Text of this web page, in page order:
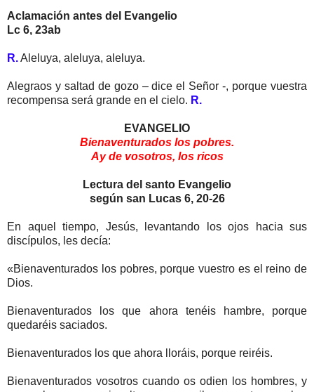
Aclamación antes del Evangelio
Lc 6, 23ab
R.Aleluya, aleluya, aleluya.
Alegraos y saltad de gozo – dice el Señor -, porque vuestra
recompensa será grande en el cielo. R.
EVANGELIO
Bienaventurados los pobres.
Ay de vosotros, los ricos
Lectura del santo Evangelio
según san Lucas 6, 20-26
En aquel tiempo, Jesús, levantando los ojos hacia sus
discípulos, les decía:
«Bienaventurados los pobres, porque vuestro es el reino de
Dios.
Bienaventurados los que ahora tenéis hambre, porque
quedaréis saciados.
Bienaventurados los que ahora lloráis, porque reiréis.
Bienaventurados vosotros cuando os odien los hombres, y